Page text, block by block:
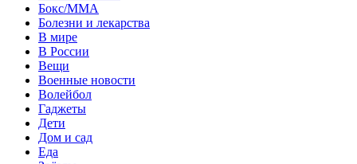
Бокс/MMA
Болезни и лекарства
В мире
В России
Вещи
Военные новости
Волейбол
Гаджеты
Дети
Дом и сад
Еда